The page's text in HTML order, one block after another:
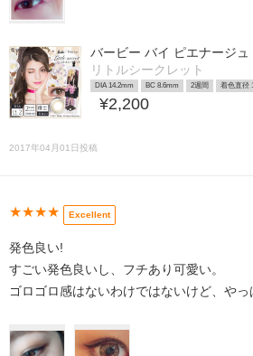
バービー バイ ピエナージュ
リトルシークレット
DIA 14.2mm BC 8.6mm 2週間 着色直径
¥2,200
2017年04月01日投稿
★★★★ Excellent
発色良い!
すごい発色良いし、フチあり可愛い。
ゴロゴロ感はないわけではないけど、や